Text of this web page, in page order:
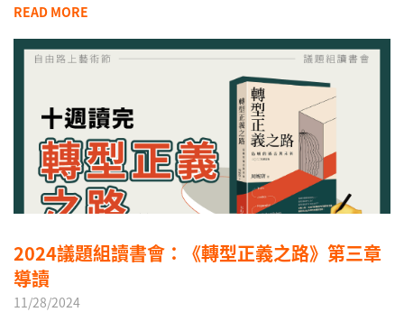
READ MORE
2024議題組讀書會：《轉型正義之路》第三章
導讀
11/28/2024